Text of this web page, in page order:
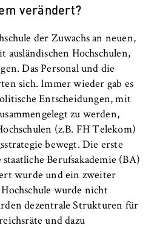
verändert?
ausländischen Hochschulen,
Das Personal und die
sich. Immer wieder gab es
Entscheidungen, mit
zu werden,
(z.B. FH Telekom)
bewegt. Die erste
Berufsakademie (BA)
wurde und ein zweiter
wurde nicht
dezentrale Strukturen für
und dazu